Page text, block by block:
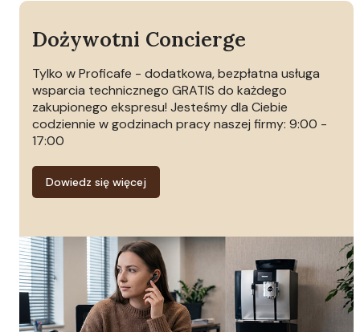
Dożywotni Concierge
Tylko w Proficafe - dodatkowa, bezpłatna usługa
wsparcia technicznego GRATIS do każdego
zakupionego ekspresu! Jesteśmy dla Ciebie
codziennie w godzinach pracy naszej firmy: 9:00 -
17:00
Dowiedz się więcej